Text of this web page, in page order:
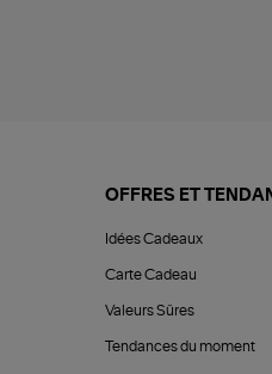
OFFRES ET
Idées Cadeaux
Carte Cadeau
Valeurs Sûres
Tendances du moment